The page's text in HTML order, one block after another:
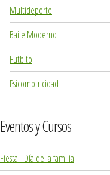
Multideporte
Baile Moderno
Futbito
Psicomotricidad
Eventos y Cursos
Fiesta - Día de la familia